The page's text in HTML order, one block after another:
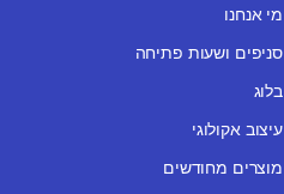
מי אנחנו
סניפים ושעות פתיחה
בלוג
עיצוב אקולוגי
מוצרים מחודשים